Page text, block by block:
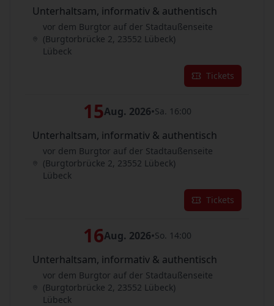
Unterhaltsam, informativ & authentisch
vor dem Burgtor auf der Stadtaußenseite
(Burgtorbrücke 2, 23552 Lübeck)
Lübeck
Tickets
15Aug. 2026•Sa. 16:00
Unterhaltsam, informativ & authentisch
vor dem Burgtor auf der Stadtaußenseite
(Burgtorbrücke 2, 23552 Lübeck)
Lübeck
Tickets
16Aug. 2026•So. 14:00
Unterhaltsam, informativ & authentisch
vor dem Burgtor auf der Stadtaußenseite
(Burgtorbrücke 2, 23552 Lübeck)
Lübeck